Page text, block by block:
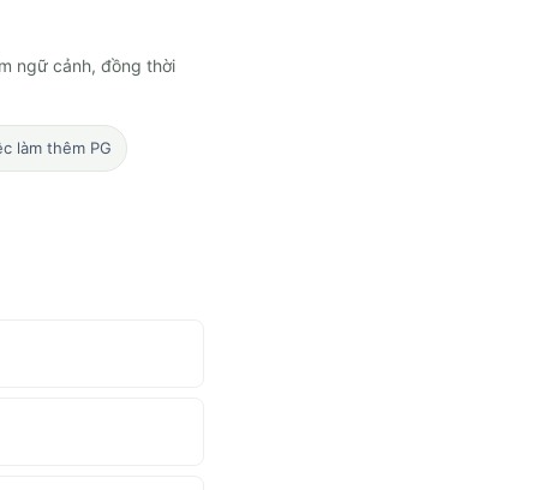
ngữ cảnh, đồng thời
làm thêm PG